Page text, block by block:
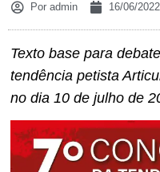
Poradmin 16/06/2022
Texto base para
tendência petista
no dia 10 de julho de